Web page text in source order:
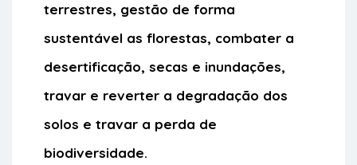
terrestres, gestão de forma
sustentável as florestas, combater a
desertificação, secas e inundações,
travar e reverter a degradação dos
solos e travar a perda de
biodiversidade.